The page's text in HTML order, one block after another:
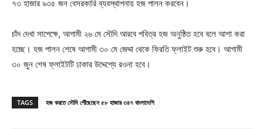
৭৩ হাজার ৯৩৫ জন বেসরকারি ব্যবস্থাপনায় হজ পালন করবেন।
চাঁদ দেখা সাপেক্ষে, আগামী ২৬ মে সৌদি আরবে পবিত্র হজ অনুষ্ঠিত হবে বলে আশা করা
হচ্ছে। হজ পালন শেষে আগামী ৩০ মে জেদ্দা থেকে ফিরতি ফ্লাইট শুরু হবে। আগামী
৩০ জুন শেষ ফ্লাইটটি ঢাকার উদ্দেশ্যে রওনা হবে।
TAGS হজ করতে সৌদি পৌঁছেছেন ৫৮ হাজার ৩৪৭ বাংলাদেশি